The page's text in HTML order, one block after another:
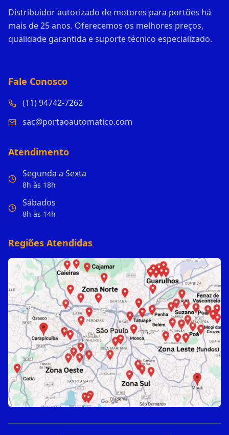
Distribuidor autorizado de motores para portões há
mais de 25 anos. Oferecemos os melhores preços,
qualidade garantida e suporte técnico especializado.
Fale Conosco
(11) 94742-7262
sac@portaoautomatico.com
Atendimento
Segunda a Sexta
8h às 18h
Sábados
8h às 14h
Regiões Atendidas